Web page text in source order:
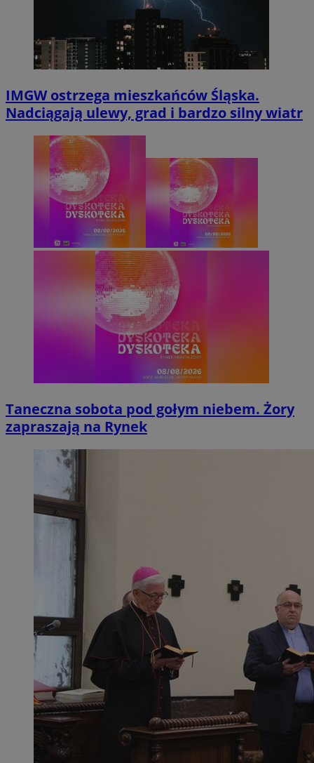
IMGW ostrzega mieszkańców Śląska.
Nadciągają ulewy, grad i bardzo silny wiatr
Taneczna sobota pod gołym niebem. Żory
zapraszają na Rynek